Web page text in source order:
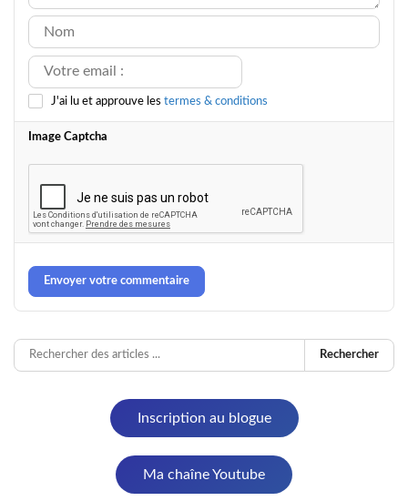
J'ai lu et approuve les termes & conditions
Image Captcha
Envoyer votre commentaire
Rechercher
Inscription au blogue
Ma chaîne Youtube